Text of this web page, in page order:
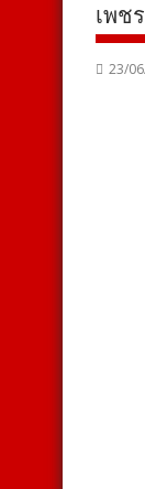
เพช
23/